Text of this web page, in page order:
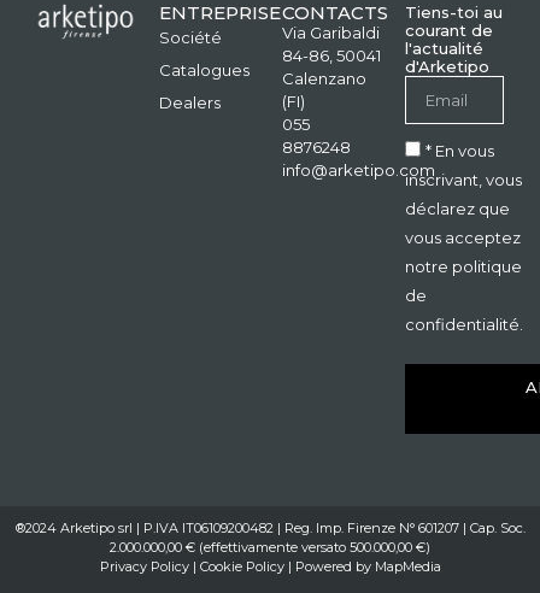
ENTREPRISE
Société
Catalogues
Dealers
CONTACTS
Via Garibaldi
84-86, 50041
Calenzano
(FI)
055
8876248
info@arketipo.com
Tiens-toi au
courant de
l'actualité
d'Arketipo
* En vous
inscrivant, vous
déclarez que
vous acceptez
notre politique
de
confidentialité.
®2024 Arketipo srl | P.IVA IT06109200482 | Reg. Imp. Firenze N° 601207 | Cap. Soc.
2.000.000,00 € (effettivamente versato 500.000,00 €)
Privacy Policy| Cookie Policy| Powered by MapMedia